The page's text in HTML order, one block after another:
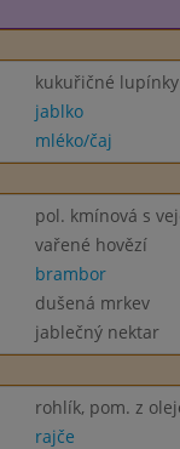
kukuřičné lupínky
jablko
mléko/čaj
pol. kmínová s
vařené hovězí
brambor
dušená mrkev
jablečný nektar
rohlík, pom. z
rajče